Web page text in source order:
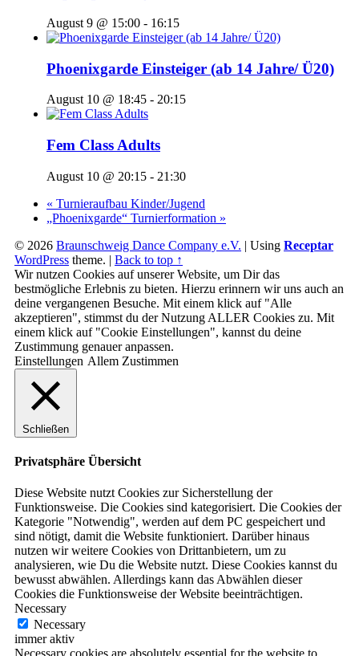
August 9 @ 15:00 - 16:15
Phoenixgarde Einsteiger (ab 14 Jahre/ Ü20)
August 10 @ 18:45 - 20:15
Fem Class Adults
August 10 @ 20:15 - 21:30
« Turnieraufbau Kinder/Jugend
„Phoenixgarde“ Turnierformation »
© 2026 Braunschweig Dance Company e.V. | Using Receptar
WordPress theme. | Back to top ↑
Wir nutzen Cookies auf unserer Website, um Dir das
bestmögliche Erlebnis zu bieten. Hierzu erinnern wir uns auch an
deine vergangenen Besuche. Mit einem klick auf "Alle
akzeptieren", stimmst du der Nutzung ALLER Cookies zu. Mit
einem klick auf "Cookie Einstellungen", kannst du deine
Zustimmung genauer anpassen.
Einstellungen Allem Zustimmen
Schließen
Privatsphäre Übersicht
Diese Website nutzt Cookies zur Sicherstellung der
Funktionsweise. Die Cookies sind kategorisiert. Die Cookies der
Kategorie "Notwendig", werden auf dem PC gespeichert und
sind nötigt, damit die Website funktioniert. Darüber hinaus
nutzen wir weitere Cookies von Drittanbietern, um zu
analysieren, wie Du die Website nutzt. Diese Cookies kannst du
bewusst abwählen. Allerdings kann das Abwählen dieser
Cookies die Funktionsweise der Website beeinträchtigen.
Necessary
Necessary
immer aktiv